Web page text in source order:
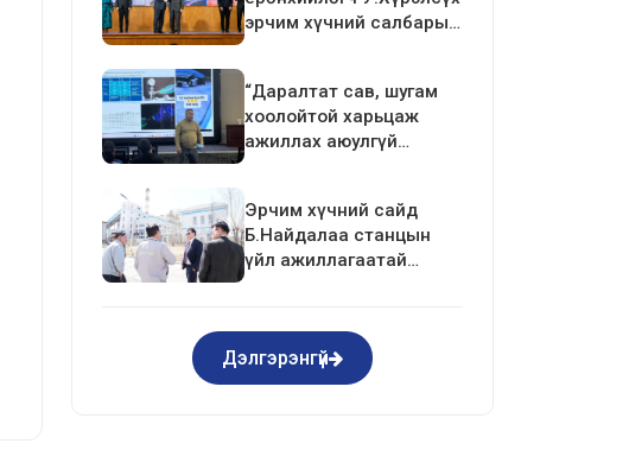
эрчим хүчний салбарын
уулзалт хийлээ
“Даралтат сав, шугам
хоолойтой харьцаж
ажиллах аюулгүй
байгуулав.
Эрчим хүчний сайд
Б.Найдалаа станцын
үйл ажиллагаатай
Дэлгэрэнгүй